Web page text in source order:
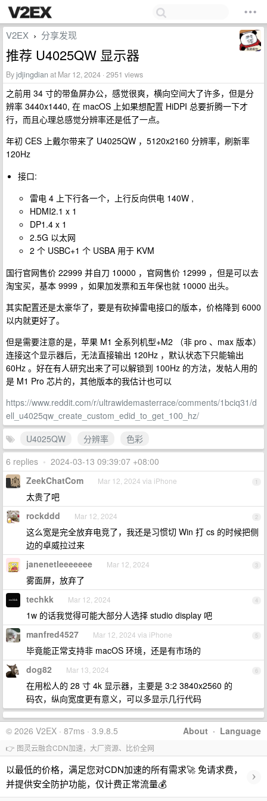
V2EX › 分享发现
推荐 U4025QW 显示器
Byjdjingdian at Mar 12, 2024 · 2951 views
之前用 34 寸的带鱼屏办公，感觉很爽，横向空间大了许多，但是分
辨率 3440x1440, 在 macOS 上如果想配置 HiDPI 总要折腾一下才
行，而且心理总感觉分辨率还是低了一点。
年初 CES 上戴尔带来了 U4025QW ，5120x2160 分辨率，刷新率
120Hz
接口:
雷电 4 上下行各一个，上行反向供电 140W ,
HDMI2.1 x 1
DP1.4 x 1
2.5G 以太网
2 个 USBC+1 个 USBA 用于 KVM
国行官网售价 22999 并自刀 10000 ，官网售价 12999 ，但是可以去
淘宝买，基本 9999 ，如果加发票和五年保也就 10000 出头。
其实配置还是太豪华了，要是有砍掉雷电接口的版本，价格降到 6000
以内就更好了。
但是需要注意的是，苹果 M1 全系列机型+M2 （非 pro 、max 版本）
连接这个显示器后，无法直接输出 120Hz ，默认状态下只能输出
60Hz 。好在有人研究出来了可以解锁到 100Hz 的方法，发帖人用的
是 M1 Pro 芯片的，其他版本的我估计也可以
https://www.reddit.com/r/ultrawidemasterrace/comments/1bciq31/d
ell_u4025qw_create_custom_edid_to_get_100_hz/
U4025QW
分辨率
色彩
6 replies • 2024-03-13 09:39:07 +08:00
1
ZeekChatCom Mar 12, 2024 via iPhone
太贵了吧
2
rockddd Mar 12, 2024
这么宽是完全放弃电竞了，我还是习惯切 Win 打 cs 的时候把侧
边的卓威拉过来
3
janenetleeeeeee Mar 12, 2024
雾面屏，放弃了
4
techkk Mar 12, 2024
1w 的话我觉得可能大部分人选择 studio display 吧
5
manfred4527 Mar 12, 2024 via iPhone
毕竟能正常支持非 macOS 环境，还是有市场的
6
dog82 Mar 13, 2024
在用松人的 28 寸 4k 显示器，主要是 3:2 3840x2560 的
码农，纵向宽度更有意义，可以多显示几行代码
About · Language
© 2026 V2EX · 87ms · 3.9.8.5
👉 图灵云融合CDN加速，大厂资源、比价全网
以最低的价格，满足您对CDN加速的所有需求🚀 免请求费，
并提供安全防护功能，仅计费正常流量💰
›